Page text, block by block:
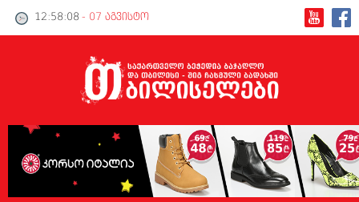
12:58:09 - 07 აგვისტო